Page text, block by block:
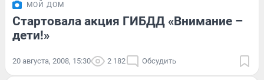
МОЙ ДОМ
Стартовала акция ГИБДД «Внимание –
дети!»
20 августа, 2008, 15:30 2 182 Обсудить